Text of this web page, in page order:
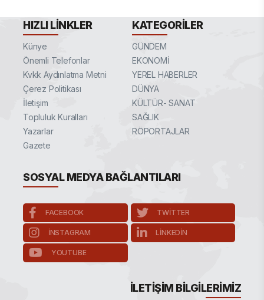
HIZLI LINKLER
Künye
Önemli Telefonlar
Kvkk Aydınlatma Metni
Çerez Politikası
İletişim
Topluluk Kuralları
Yazarlar
Gazete
KATEGORILER
GÜNDEM
EKONOMİ
YEREL HABERLER
DÜNYA
KÜLTÜR- SANAT
SAĞLIK
RÖPORTAJLAR
SOSYAL MEDYA BAĞLANTILARI
FACEBOOK TWITTER
INSTAGRAM LINKEDIN
YOUTUBE
İLETIŞIM BILGILERIMIZ